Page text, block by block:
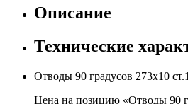
Описание
Технические
Отводы 90 градусов 273х10
Цена на позицию «Отводы 90